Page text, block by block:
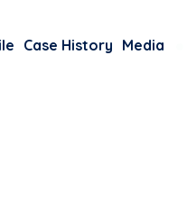
Case History Media